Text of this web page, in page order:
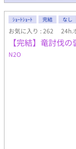
た二人が愛を知り未
ｼｮｰﾄｼｮｰﾄ 完結 なし
お気に入り : 262 24h.
【完結】竜討伐
N2O